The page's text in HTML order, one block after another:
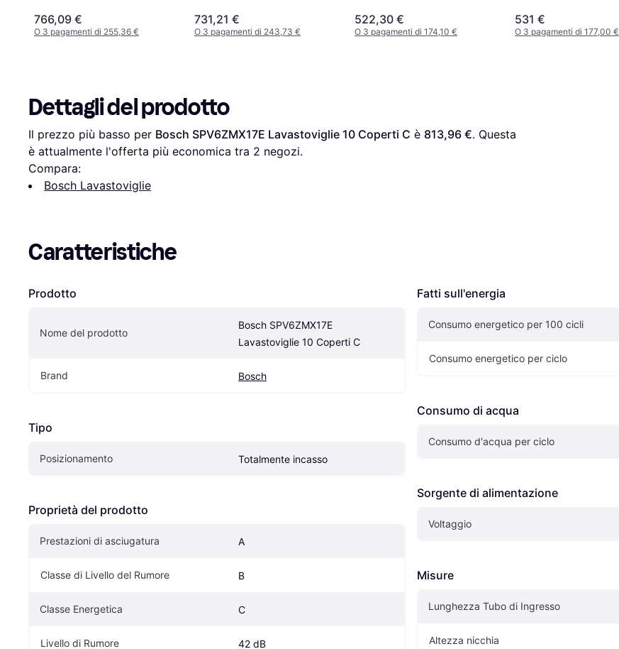
766,09 €
O 3 pagamenti di 255,36 €
731,21 €
O 3 pagamenti di 243,73 €
522,30 €
O 3 pagamenti di 174,10 €
531 €
O 3 pagamenti di 177,00 €
Dettagli del prodotto
Il prezzo più basso per Bosch SPV6ZMX17E Lavastoviglie 10 Coperti C è 813,96 €. Questa
è attualmente l'offerta più economica tra 2 negozi.
Compara:
Bosch Lavastoviglie
Caratteristiche
Prodotto
Nome del prodotto
Bosch SPV6ZMX17E
Lavastoviglie 10 Coperti C
Brand Bosch
Tipo
Posizionamento Totalmente incasso
Proprietà del prodotto
Prestazioni di asciugatura A
Classe di Livello del Rumore B
Classe Energetica C
Livello di Rumore 42 dB
Fatti sull'energia
Consumo energetico per 100 cicli
Consumo energetico per ciclo
Consumo di acqua
Consumo d'acqua per ciclo
Sorgente di alimentazione
Voltaggio
Misure
Lunghezza Tubo di Ingresso
Altezza nicchia